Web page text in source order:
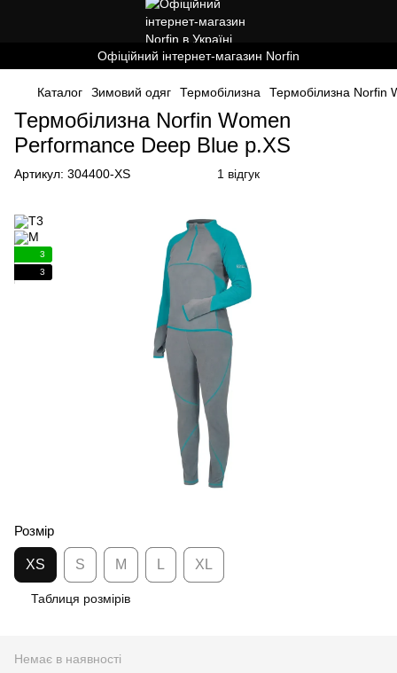
Офіційний інтернет-магазин Norfin
Каталог Зимовий одяг Термобілизна Термобілизна Norfin
Термобілизна Norfin Women
Performance Deep Blue р.XS
Артикул: 304400-XS 1 відгук
3
3
Розмір
XS S M L XL
Таблиця розмірів
Немає в наявності